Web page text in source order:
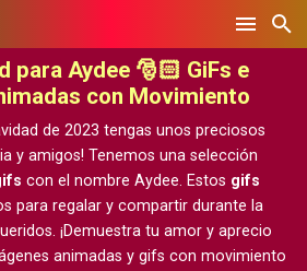
para Aydee 🎅🏻 GiFs e
con Movimiento
de 2023 tengas unos preciosos
y amigos! Tenemos una selección
con el nombre Aydee. Estos gifs
para regalar y compartir durante la
¡Demuestra tu amor y aprecio
animadas y gifs con movimiento